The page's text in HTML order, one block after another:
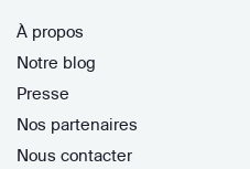
À propos
Notre blog
Presse
Nos partenaires
Nous contacter